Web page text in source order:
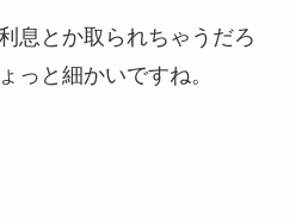
息とか取られちゃうだろ
っと細かいですね。